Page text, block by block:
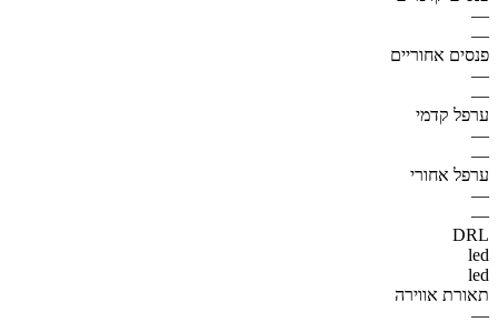
—
—
פנסים אחוריים
—
—
ערפל קדמי
—
—
ערפל אחורי
—
—
DRL
led
led
תאורת אווירה
—